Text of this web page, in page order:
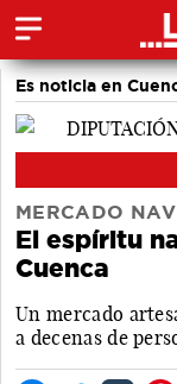
Es noticia en
MERCADO
El espíritu
Cuenca
Un mercado
a decenas de